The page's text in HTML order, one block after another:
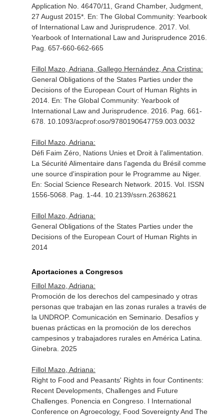
Application No. 46470/11, Grand Chamber, Judgment,
27 August 2015*. En: The Global Community: Yearbook
of International Law and Jurisprudence. 2017. Vol.
Yearbook of International Law and Jurisprudence 2016.
Pag. 657-660-662-665
Fillol Mazo, Adriana, Gallego Hernández, Ana Cristina:
General Obligations of the States Parties under the
Decisions of the European Court of Human Rights in
2014. En: The Global Community: Yearbook of
International Law and Jurisprudence. 2016. Pag. 661-
678. 10.1093/acprof:oso/9780190647759.003.0032
Fillol Mazo, Adriana:
Défi Faim Zéro, Nations Unies et Droit à l'alimentation.
La Sécurité Alimentaire dans l'agenda du Brésil comme
une source d'inspiration pour le Programme au Niger.
En: Social Science Research Network. 2015. Vol. ISSN
1556-5068. Pag. 1-44. 10.2139/ssrn.2638621
Fillol Mazo, Adriana:
General Obligations of the States Parties under the
Decisions of the European Court of Human Rights in
2014
Aportaciones a Congresos
Fillol Mazo, Adriana:
Promoción de los derechos del campesinado y otras
personas que trabajan en las zonas rurales a través de
la UNDROP. Comunicación en Seminario. Desafíos y
buenas prácticas en la promoción de los derechos
campesinos y trabajadores rurales en América Latina.
Ginebra. 2025
Fillol Mazo, Adriana:
Right to Food and Peasants' Rights in four Continents:
Recent Developments, Challenges and Future
Challenges. Ponencia en Congreso. I International
Conference on Agroecology, Food Sovereignty And The